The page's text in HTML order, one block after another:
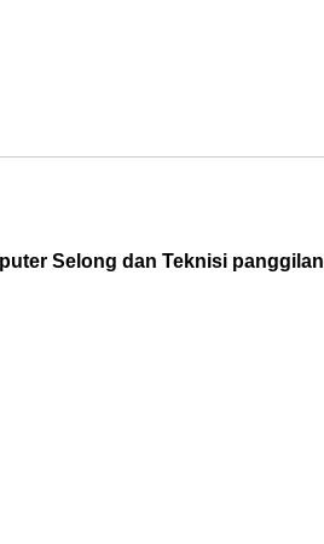
Selong dan Teknisi panggilan